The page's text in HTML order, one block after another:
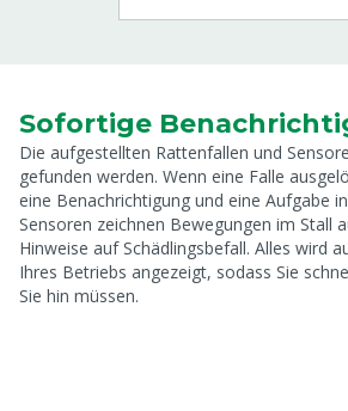
Sofortige
Die aufgestellten Rattenfallen und
gefunden werden. Wenn eine Falle
eine Benachrichtigung und eine Aufgabe
Sensoren zeichnen Bewegungen im Stall
Hinweise auf Schädlingsbefall. Alles wird
Ihres Betriebs angezeigt, sodass Sie
Sie hin müssen.